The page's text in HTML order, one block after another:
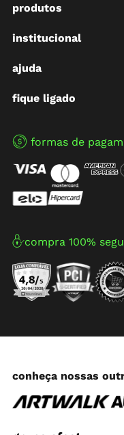
produtos
institucional
ajuda
fique ligado
formas de
compra 100%
conheça nossas